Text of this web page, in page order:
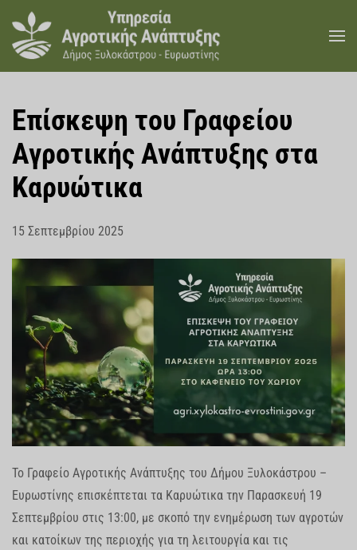
Skip to main content
Επίσκεψη του Γραφείου
Αγροτικής Ανάπτυξης στα
Καρυώτικα
15 Σεπτεμβρίου 2025
Το Γραφείο Αγροτικής Ανάπτυξης του Δήμου Ξυλοκάστρου –
Ευρωστίνης επισκέπτεται τα Καρυώτικα την Παρασκευή 19
Σεπτεμβρίου στις 13:00, με σκοπό την ενημέρωση των αγροτών
και κατοίκων της περιοχής για τη λειτουργία και τις